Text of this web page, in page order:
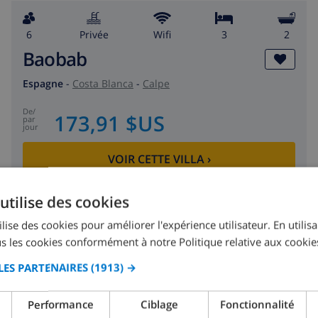
6 privée wifi 3 2
Baobab
Espagne - Costa Blanca - Calpe
de/
par
jour 173,91 $US
VOIR CETTE VILLA›
CLUB VILLAMAR CLASSEMENT
des cookies
des cookies pour améliorer l'expérience utilisateur. En
les cookies conformément à notre Politique relative aux
PARTENAIRES(1913) →
Performance Ciblage Fonctionnalité